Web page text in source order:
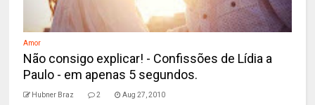
Amor
Não consigo explicar! - Confissões de Lídia a
Paulo - em apenas 5 segundos.
Hubner Braz 2 Aug 27, 2010